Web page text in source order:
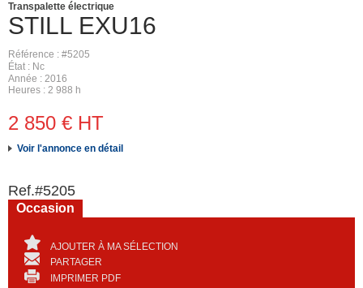
STILL EXU16
Transpalette électrique
Référence
#5205
État
Nc
Année
2016
Heures
2 988 h
2 850 € HT
Voir l'annonce en détail
Ref.#5205
Occasion
AJOUTER À MA SÉLECTION
PARTAGER
IMPRIMER PDF